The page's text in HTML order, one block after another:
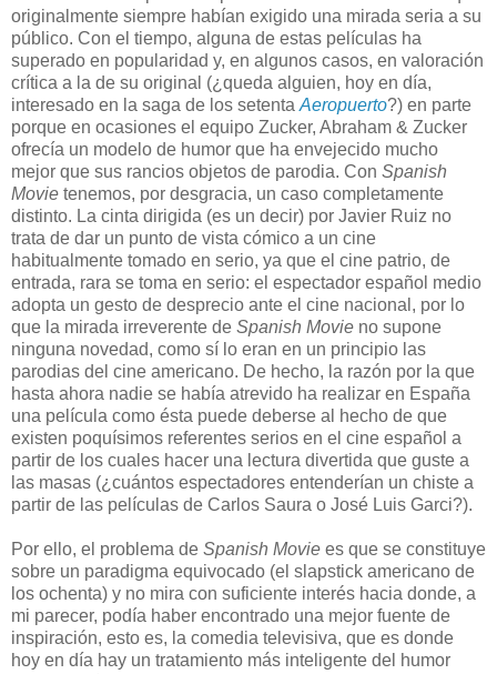
originalmente siempre habían exigido una mirada seria a su
público. Con el tiempo, alguna de estas películas ha
superado en popularidad y, en algunos casos, en valoración
crítica a la de su original (¿queda alguien, hoy en día,
interesado en la saga de los setenta Aeropuerto?) en parte
porque en ocasiones el equipo Zucker, Abraham & Zucker
ofrecía un modelo de humor que ha envejecido mucho
mejor que sus rancios objetos de parodia. Con Spanish
Movie tenemos, por desgracia, un caso completamente
distinto. La cinta dirigida (es un decir) por Javier Ruiz no
trata de dar un punto de vista cómico a un cine
habitualmente tomado en serio, ya que el cine patrio, de
entrada, rara se toma en serio: el espectador español medio
adopta un gesto de desprecio ante el cine nacional, por lo
que la mirada irreverente de Spanish Movie no supone
ninguna novedad, como sí lo eran en un principio las
parodias del cine americano. De hecho, la razón por la que
hasta ahora nadie se había atrevido ha realizar en España
una película como ésta puede deberse al hecho de que
existen poquísimos referentes serios en el cine español a
partir de los cuales hacer una lectura divertida que guste a
las masas (¿cuántos espectadores entenderían un chiste a
partir de las películas de Carlos Saura o José Luis Garci?).
Por ello, el problema de Spanish Movie es que se constituye
sobre un paradigma equivocado (el slapstick americano de
los ochenta) y no mira con suficiente interés hacia donde, a
mi parecer, podía haber encontrado una mejor fuente de
inspiración, esto es, la comedia televisiva, que es donde
hoy en día hay un tratamiento más inteligente del humor